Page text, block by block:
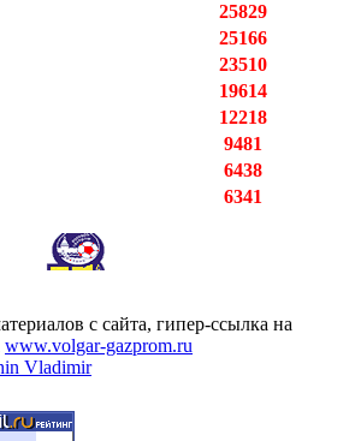
25829
25166
23510
19614
12218
9481
6438
6341
с сайта, гипер-ссылка на
www.volgar-gazprom.ru
Vladimir